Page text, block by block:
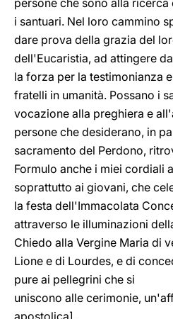
persone che sono alla
i santuari. Nel loro cammino
dare prova della grazia del
dell'Eucaristia, ad attingere
la forza per la testimonianza
fratelli in umanità. Possano i
vocazione alla preghiera e
persone che desiderano, in
sacramento del Perdono,
Formulo anche i miei cordiali
soprattutto ai giovani, che
la festa dell'Immacolata
attraverso le illuminazioni
Chiedo alla Vergine Maria di
Lione e di Lourdes, e di
pure ai pellegrini che si
uniscono alle cerimonie,
apostolica].